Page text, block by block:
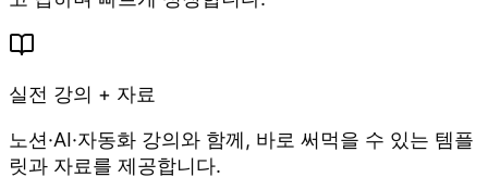
실전 강의 + 자료
노션·AI·자동화 강의와 함께, 바로 써먹을 수 있는 템플
릿과 자료를 제공합니다.